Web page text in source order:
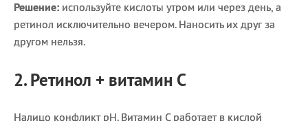
Решение: используйте кислоты утром или через день, а
ретинол исключительно вечером. Наносить их друг за
другом нельзя.
2. Ретинол + витамин С
Налицо конфликт pH. Витамин С работает в кислой